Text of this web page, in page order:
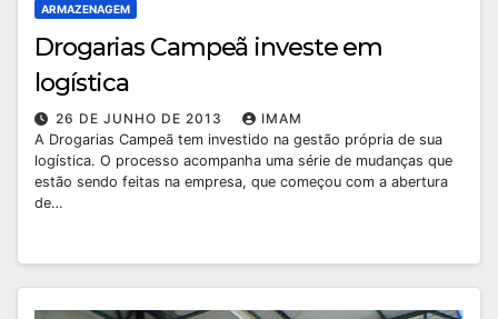
ARMAZENAGEM
Drogarias Campeã investe em
logística
26 DE JUNHO DE 2013
IMAM
A Drogarias Campeã tem investido na gestão própria de sua
logística. O processo acompanha uma série de mudanças que
estão sendo feitas na empresa, que começou com a abertura
de…